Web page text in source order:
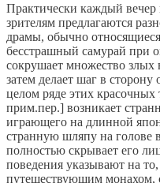
Практически каждый вечер
зрителям предлагаются
драмы, обычно
бесстрашный самурай при
сокрушает множество злых
затем делает шаг в
целом ряде этих
прим.пер.] возникает
играющего на длинной
странную шляпу на голове
полностью скрывает его
поведения указывают на то,
путешествующим монахом,